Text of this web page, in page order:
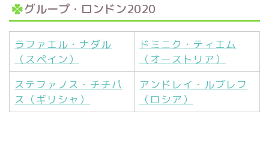
グループ・ロンドン2020
ラファエル・ナダル
（スペイン）
ドミニク・ティエム
（オーストリア）
ステファノス・チチパ
ス（ギリシャ）
アンドレイ・ルブレフ
（ロシア）